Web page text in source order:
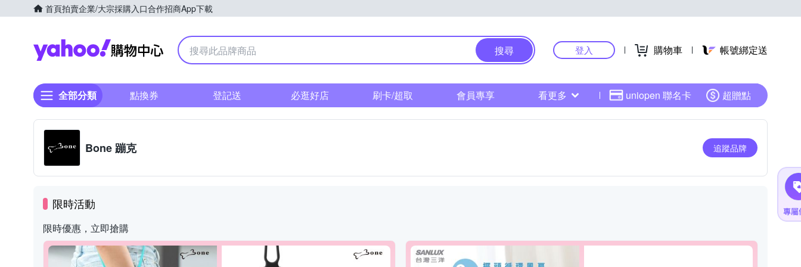
首頁拍賣企業/大宗採購入口合作招商App下載
Yahoo購物中心
搜尋 登入 購物車 帳號綁定送
全部分類 點換券 登記送 必逛好店 刷卡/超取 會員專享 看更多 uniopen 聯名卡 超贈點
Bone 蹦克 追蹤品牌
限時活動
限時優惠，立即搶購